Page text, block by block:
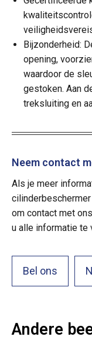
Bijzonderheid:
opening,
waardoor de
gestoken. Aan
treksluiting en
Neem contact
Als je meer
om contact met
u alle informatie te
Bel ons
Andere